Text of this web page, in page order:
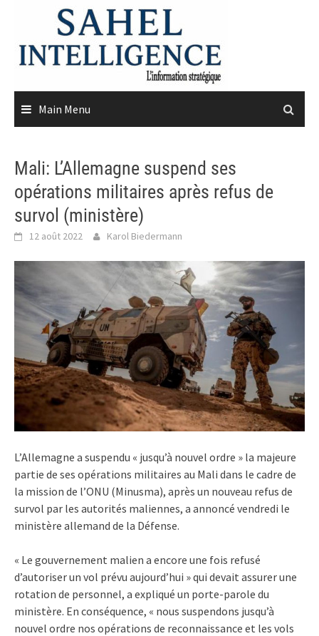
content
Main Menu
Mali: L’Allemagne suspend ses
opérations militaires après refus de
survol (ministère)
12 août 2022 Karol Biedermann
L’Allemagne a suspendu « jusqu’à nouvel ordre » la majeure
partie de ses opérations militaires au Mali dans le cadre de
la mission de l’ONU (Minusma), après un nouveau refus de
survol par les autorités maliennes, a annoncé vendredi le
ministère allemand de la Défense.
« Le gouvernement malien a encore une fois refusé
d’autoriser un vol prévu aujourd’hui » qui devait assurer une
rotation de personnel, a expliqué un porte-parole du
ministère. En conséquence, « nous suspendons jusqu’à
nouvel ordre nos opérations de reconnaissance et les vols